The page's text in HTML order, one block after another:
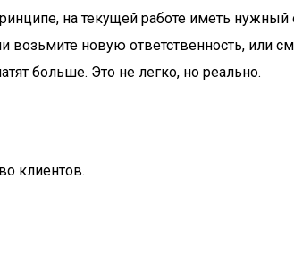
на текущей работе иметь нужный
возьмите новую ответственность, или
больше. Это не легко, но реально.
клиентов.